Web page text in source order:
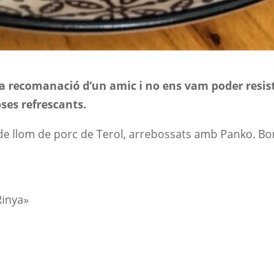
d’un amic i no ens vam poder
refrescants.
llom de porc de Terol, arrebossats amb Panko.